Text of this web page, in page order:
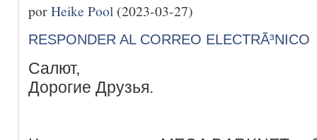
porHeike Pool (2023-03-27)
RESPONDER AL CORREO ELECTRÃ³NICO
Салют,
Дорогие Друзья.